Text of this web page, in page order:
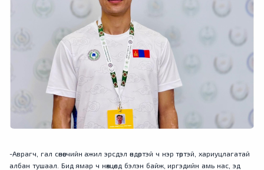
-Аврагч, гал сөнөөгчийн ажил эрсдэл өндөртэй ч нэр төртэй, хариуцлагатай
албан тушаал. Бид ямар ч нөхцөлд бэлэн байж, иргэдийн амь нас, эд